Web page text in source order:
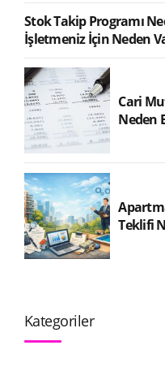
Stok Takip Programı
İşletmeniz İçin Neden
Cari
Neden
Teklifi
Kategoriler